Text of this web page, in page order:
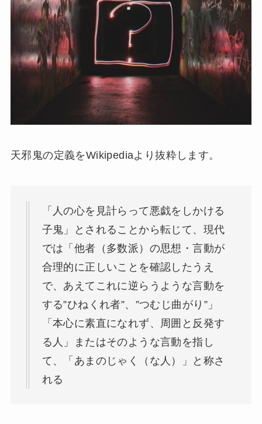
天邪鬼の定義をWikipediaより抜粋します。
「人の心を見計らって悪戯をしかける
子鬼」とされることから転じて、現代
では「他者（多数派）の思想・言動が
合理的に正しいことを確認したうえ
で、あえてこれに逆らうような言動を
する”ひねくれ者”、”つむじ曲がり”」
「本心に素直になれず、周囲と反発す
る人」またはそのような言動を指し
て、「あまのじゃく（な人）」と称さ
れる